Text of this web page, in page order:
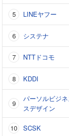
LINEヤフー
システナ
NTTドコモ
KDDI
パーソルビジ
スデザイン
SCSK